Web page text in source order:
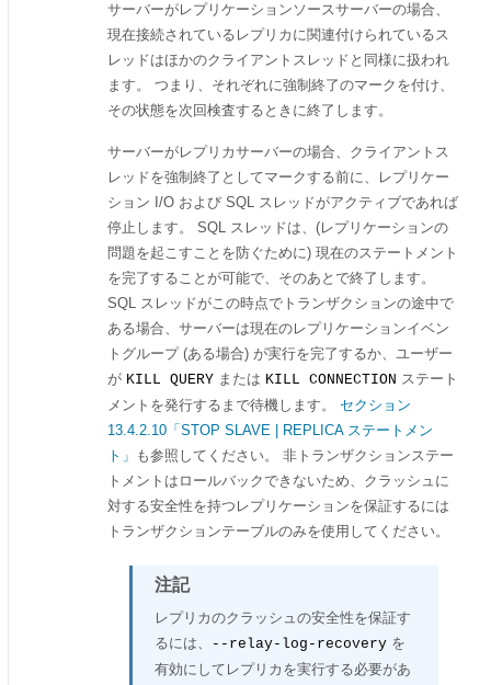
サーバーがレプリケーションソースサーバーの場合、
現在接続されているレプリカに関連付けられているス
レッドはほかのクライアントスレッドと同様に扱われ
ます。 つまり、それぞれに強制終了のマークを付け、
その状態を次回検査するときに終了します。
サーバーがレプリカサーバーの場合、クライアントス
レッドを強制終了としてマークする前に、レプリケー
ション I/O および SQL スレッドがアクティブであれば
停止します。 SQL スレッドは、(レプリケーションの
問題を起こすことを防ぐために) 現在のステートメント
を完了することが可能で、そのあとで終了します。
SQL スレッドがこの時点でトランザクションの途中で
ある場合、サーバーは現在のレプリケーションイベン
トグループ (ある場合) が実行を完了するか、ユーザー
が KILL QUERY または KILL CONNECTION ステート
メントを発行するまで待機します。 セクション
13.4.2.10「STOP SLAVE | REPLICA ステートメン
ト」 も参照してください。 非トランザクションステー
トメントはロールバックできないため、クラッシュに
対する安全性を持つレプリケーションを保証するには
トランザクションテーブルのみを使用してください。
注記
レプリカのクラッシュの安全性を保証す
るには、
--relay-log-recovery を
有効にしてレプリカを実行する必要があ